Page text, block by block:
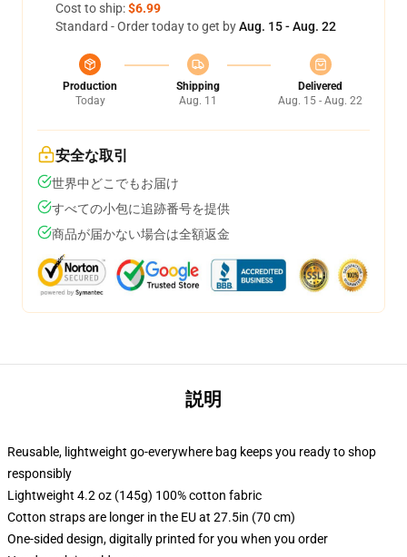
Cost to ship:$6.99
Standard - Order today to get byAug. 15 - Aug. 22
Production
Today
Shipping
Aug. 11
Delivered
Aug. 15 - Aug. 22
安全な取引
世界中どこでもお届け
すべての小包に追跡番号を提供
商品が届かない場合は全額返金
説明
Reusable, lightweight go-everywhere bag keeps you ready to shop
responsibly
Lightweight 4.2 oz (145g) 100% cotton fabric
Cotton straps are longer in the EU at 27.5in (70 cm)
One-sided design, digitally printed for you when you order